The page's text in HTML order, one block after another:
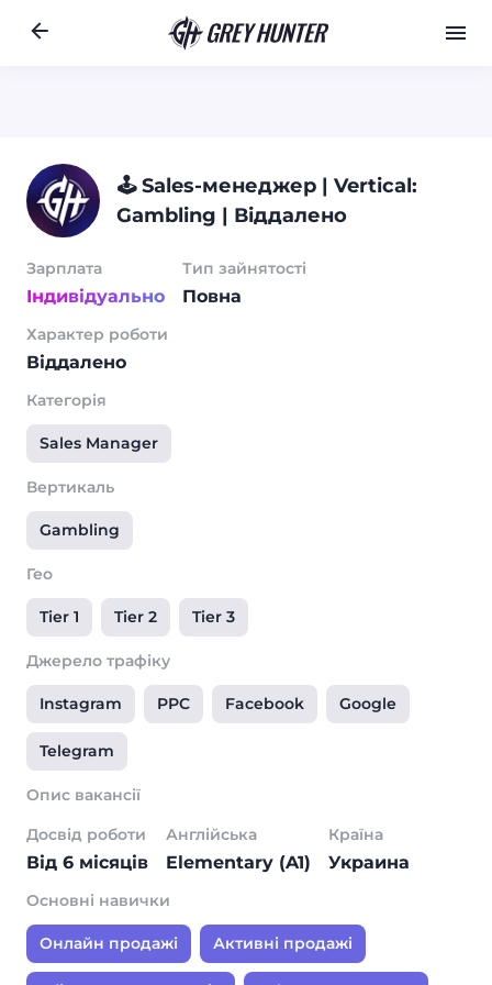
🕹 Sales-менеджер | Vertical:
Gambling | Віддалено
Зарплата
Індивідуально
Тип зайнятості
Повна
Характер роботи
Віддалено
Категорія
Sales Manager
Вертикаль
Gambling
Гео
Tier 1 Tier 2 Tier 3
Джерело трафіку
Instagram PPC Facebook Google
Telegram
Опис вакансії
Досвід роботи
Від 6 місяців
Англійська
Elementary (A1)
Країна
Украина
Основні навички
Онлайн продажі Активні продажі